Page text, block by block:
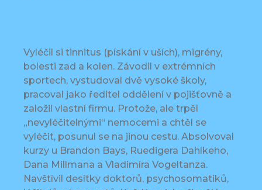
Vyléčil si tinnitus (pískání v uších), migrény,
bolesti zad a kolen. Závodil v extrémních
sportech, vystudoval dvě vysoké školy,
pracoval jako ředitel oddělení v pojišťovně a
založil vlastní firmu. Protože, ale trpěl
„nevyléčitelnými“ nemocemi a chtěl se
vyléčit, posunul se na jinou cestu. Absolvoval
kurzy u Brandon Bays, Ruedigera Dahlkeho,
Dana Millmana a Vladimíra Vogeltanza.
Navštívil desítky doktorů, psychosomatiků,